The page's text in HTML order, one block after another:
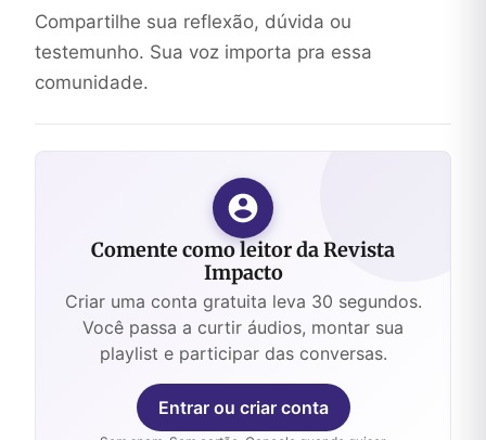
Compartilhe sua reflexão, dúvida ou
testemunho. Sua voz importa pra essa
comunidade.
Comente como leitor da Revista
Impacto
Criar uma conta gratuita leva 30 segundos.
Você passa a curtir áudios, montar sua
playlist e participar das conversas.
Entrar ou criar conta